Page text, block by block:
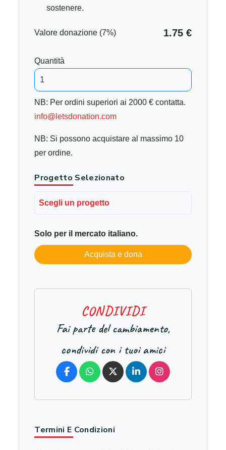
sostenere.
Valore donazione (7%) 1.75 €
Quantità
NB: Per ordini superiori ai 2000 € contatta.
info@letsdonation.com
NB: Si possono acquistare al massimo 10
per ordine.
Progetto Selezionato
Scegli un progetto
Solo per il mercato italiano.
Acquista e dona
CONDIVIDI
Fai parte del cambiamento,
condividi con i tuoi amici
Termini E Condizioni